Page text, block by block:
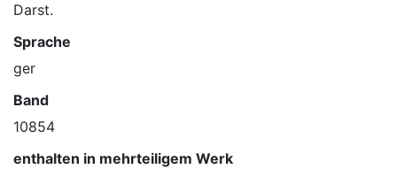
Darst.
Sprache
ger
Band
10854
enthalten in mehrteiligem Werk